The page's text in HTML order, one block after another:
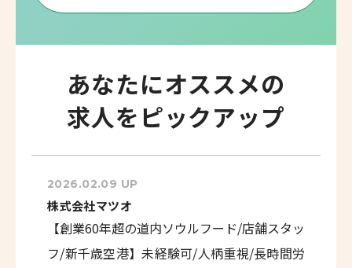
あなたにオススメの
求人をピックアップ
2026.02.09 UP
株式会社マツオ
【創業60年超の道内ソウルフード/店舗スタッ
フ/新千歳空港】未経験可/人柄重視/長時間労